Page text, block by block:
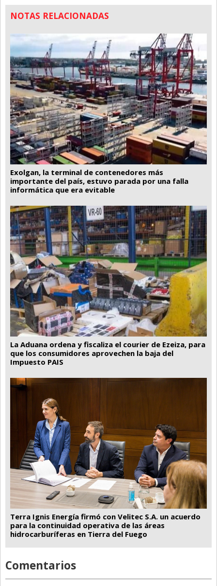
NOTAS RELACIONADAS
Exolgan, la terminal de contenedores más
importante del país, estuvo parada por una falla
informática que era evitable
La Aduana ordena y fiscaliza el courier de Ezeiza, para
que los consumidores aprovechen la baja del
Impuesto PAIS
Terra Ignis Energía firmó con Velitec S.A. un acuerdo
para la continuidad operativa de las áreas
hidrocarburíferas en Tierra del Fuego
Comentarios